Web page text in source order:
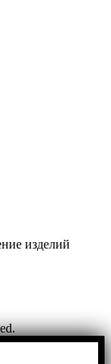
изделий